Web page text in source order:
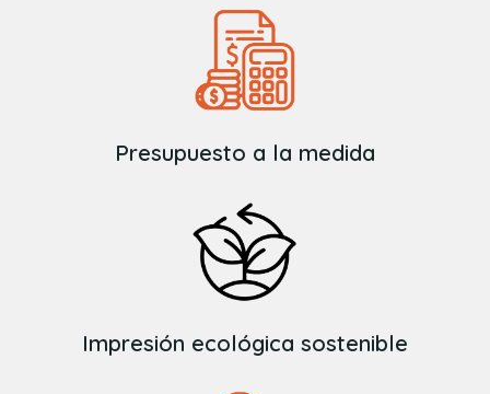
Presupuesto a la medida
Impresión ecológica sostenible